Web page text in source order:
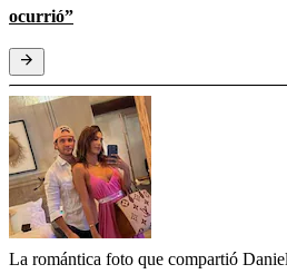
ocurrió”
La romántica foto que compartió